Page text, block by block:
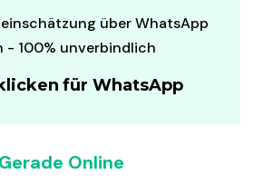
über WhatsApp
- 100% unverbindlich
für WhatsApp
Gerade Online